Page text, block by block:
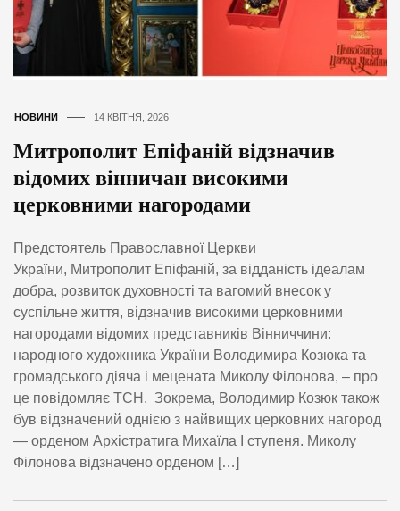
НОВИНИ 14 КВІТНЯ, 2026
Митрополит Епіфаній відзначив
відомих вінничан високими
церковними нагородами
Предстоятель Православної Церкви
України, Митрополит Епіфаній, за відданість ідеалам
добра, розвиток духовності та вагомий внесок у
суспільне життя, відзначив високими церковними
нагородами відомих представників Вінниччини:
народного художника України Володимира Козюка та
громадського діяча і мецената Миколу Філонова, – про
це повідомляє ТСН. Зокрема, Володимир Козюк також
був відзначений однією з найвищих церковних нагород
— орденом Архістратига Михаїла І ступеня. Миколу
Філонова відзначено орденом […]